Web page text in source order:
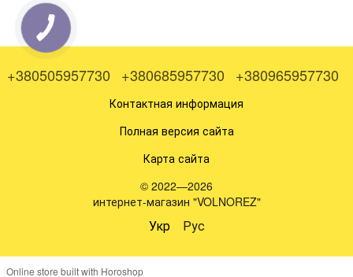
+380505957730 +380685957730 +380965957730
Контактная информация
Полная версия сайта
Карта сайта
© 2022—2026
интернет-магазин "VOLNOREZ"
Укр Рус
Online store built with Horoshop